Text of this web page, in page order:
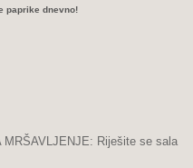
paprike dnevno!
MRŠAVLJENJE: Riješite se sala